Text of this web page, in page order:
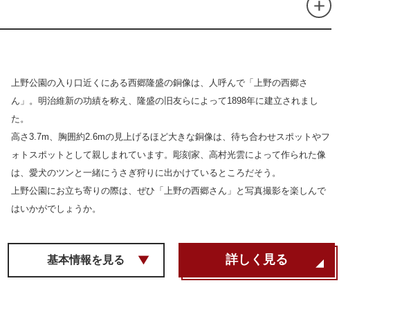
上野公園の入り口近くにある西郷隆盛の銅像は、人呼んで「上野の西郷さ
ん」。明治維新の功績を称え、隆盛の旧友らによって1898年に建立されまし
た。
高さ3.7m、胸囲約2.6mの見上げるほど大きな銅像は、待ち合わせスポットやフ
ォトスポットとして親しまれています。彫刻家、高村光雲によって作られた像
は、愛犬のツンと一緒にうさぎ狩りに出かけているところだそう。
上野公園にお立ち寄りの際は、ぜひ「上野の西郷さん」と写真撮影を楽しんで
はいかがでしょうか。
基本情報を見る 詳しく見る